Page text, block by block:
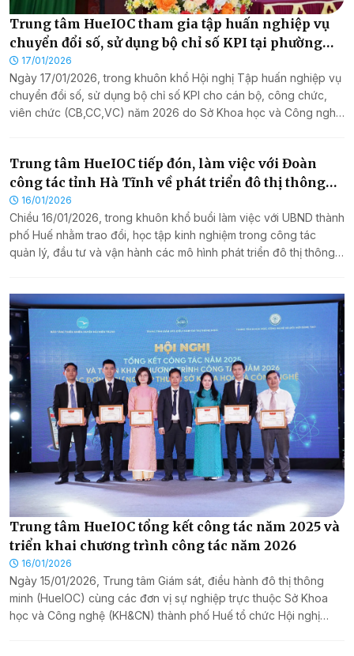
những đóng góp tích cực, hiệu quả trong công tác phối hợp
tuyên truyền, góp phần thực hiện thắng lợi nhiệm vụ quân sự,
quốc phòng địa phương và phục vụ sự phát triển bền vững của
thành phố Huế.
Trung tâm HueIOC tham gia tập huấn nghiệp vụ
Ngày 17/01/2026, trong khuôn khổ Hội nghị Tập huấn nghiệp vụ
chuyển đổi số, sử dụng bộ chỉ số KPI cho cán bộ, công chức,
viên chức (CB,CC,VC) năm 2026 do Sở Khoa học và Công nghệ
(KH&CN) thành phố Huế phối hợp với Ủy ban nhân dân phường
Phong Thái tổ chức, đại diện lãnh đạo và cán bộ viên chức
thuộc Trung tâm Giám sát, điều hành đô thị thông minh thành phố
Huế (HueIOC) đã tham gia tập huấn và trực tiếp chia sẻ các
chuyên đề chuyên sâu.
Trung tâm HueIOC tiếp đón, làm việc với Đoàn